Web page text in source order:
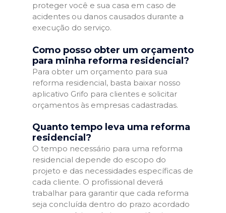
proteger você e sua casa em caso de
acidentes ou danos causados durante a
execução do serviço.
Como posso obter um orçamento
para minha reforma residencial?
Para obter um orçamento para sua
reforma residencial, basta baixar nosso
aplicativo Grifo para clientes e solicitar
orçamentos às empresas cadastradas.
Quanto tempo leva uma reforma
residencial?
O tempo necessário para uma reforma
residencial depende do escopo do
projeto e das necessidades específicas de
cada cliente. O profissional deverá
trabalhar para garantir que cada reforma
seja concluída dentro do prazo acordado